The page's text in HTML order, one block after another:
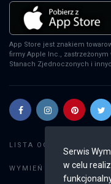
Serwis
w celu
App Store jest znakiem
firmy Apple Inc., zastrzeżonym
Stanach Zjednoczonych i
LISTA OGŁOSZEŃ:
WYMIEŃ GRY: Dodaj